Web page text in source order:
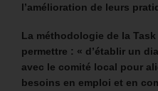
l’amélioration de leurs
La méthodologie de la
permettre : « d’établir un
avec le comité local pour
besoins en emploi et en